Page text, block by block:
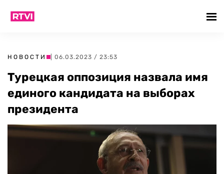
НОВОСТИ | 06.03.2023 / 23:53
Турецкая оппозиция назвала имя
единого кандидата на выборах
президента